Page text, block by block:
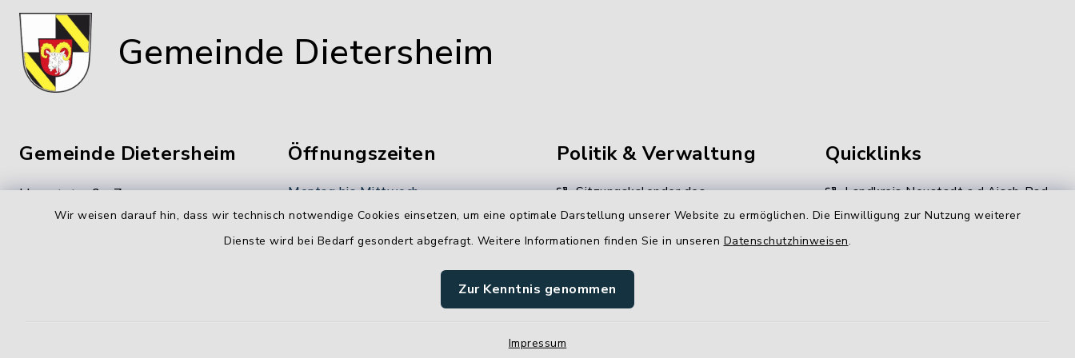
Wir weisen darauf hin, dass wir technisch notwendige Cookies einsetzen, um eine optimale Darstellung unserer Website zu ermöglichen. Die Einwilligung zur Nutzung weiterer
Dienste wird bei Bedarf gesondert abgefragt. Weitere Informationen finden Sie in unseren Datenschutzhinweisen.
Zur Kenntnis genommen
Impressum
Gemeinde Dietersheim
Gemeinde Dietersheim
Hauptstraße 7
91463 Dietersheim
Öffnungszeiten
Montag bis Mittwoch
8.00-12.00 Uhr
Politik & Verwaltung
Sitzungskalender des
Gemeinderates
Unsere
Stellenangebote
Quicklinks
Landkreis Neustadt a.d.Aisch-Bad
Windsheim
Kommunale Allianz